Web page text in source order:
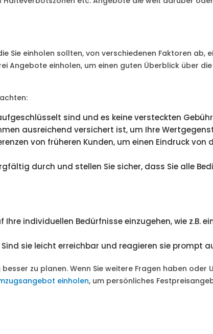
Sie einholen sollten, von verschiedenen Faktoren ab,
Angebote einholen, um einen guten Überblick über
sind und es keine versteckten
ausreichend versichert ist, um Ihre
von früheren Kunden, um einen Eindruck
durch und stellen Sie sicher, dass Sie alle
individuellen Bedürfnisse einzugehen, wie z.B.
sie leicht erreichbar und reagieren sie prompt
zu planen. Wenn Sie weitere Fragen haben oder
einholen, um persönliches